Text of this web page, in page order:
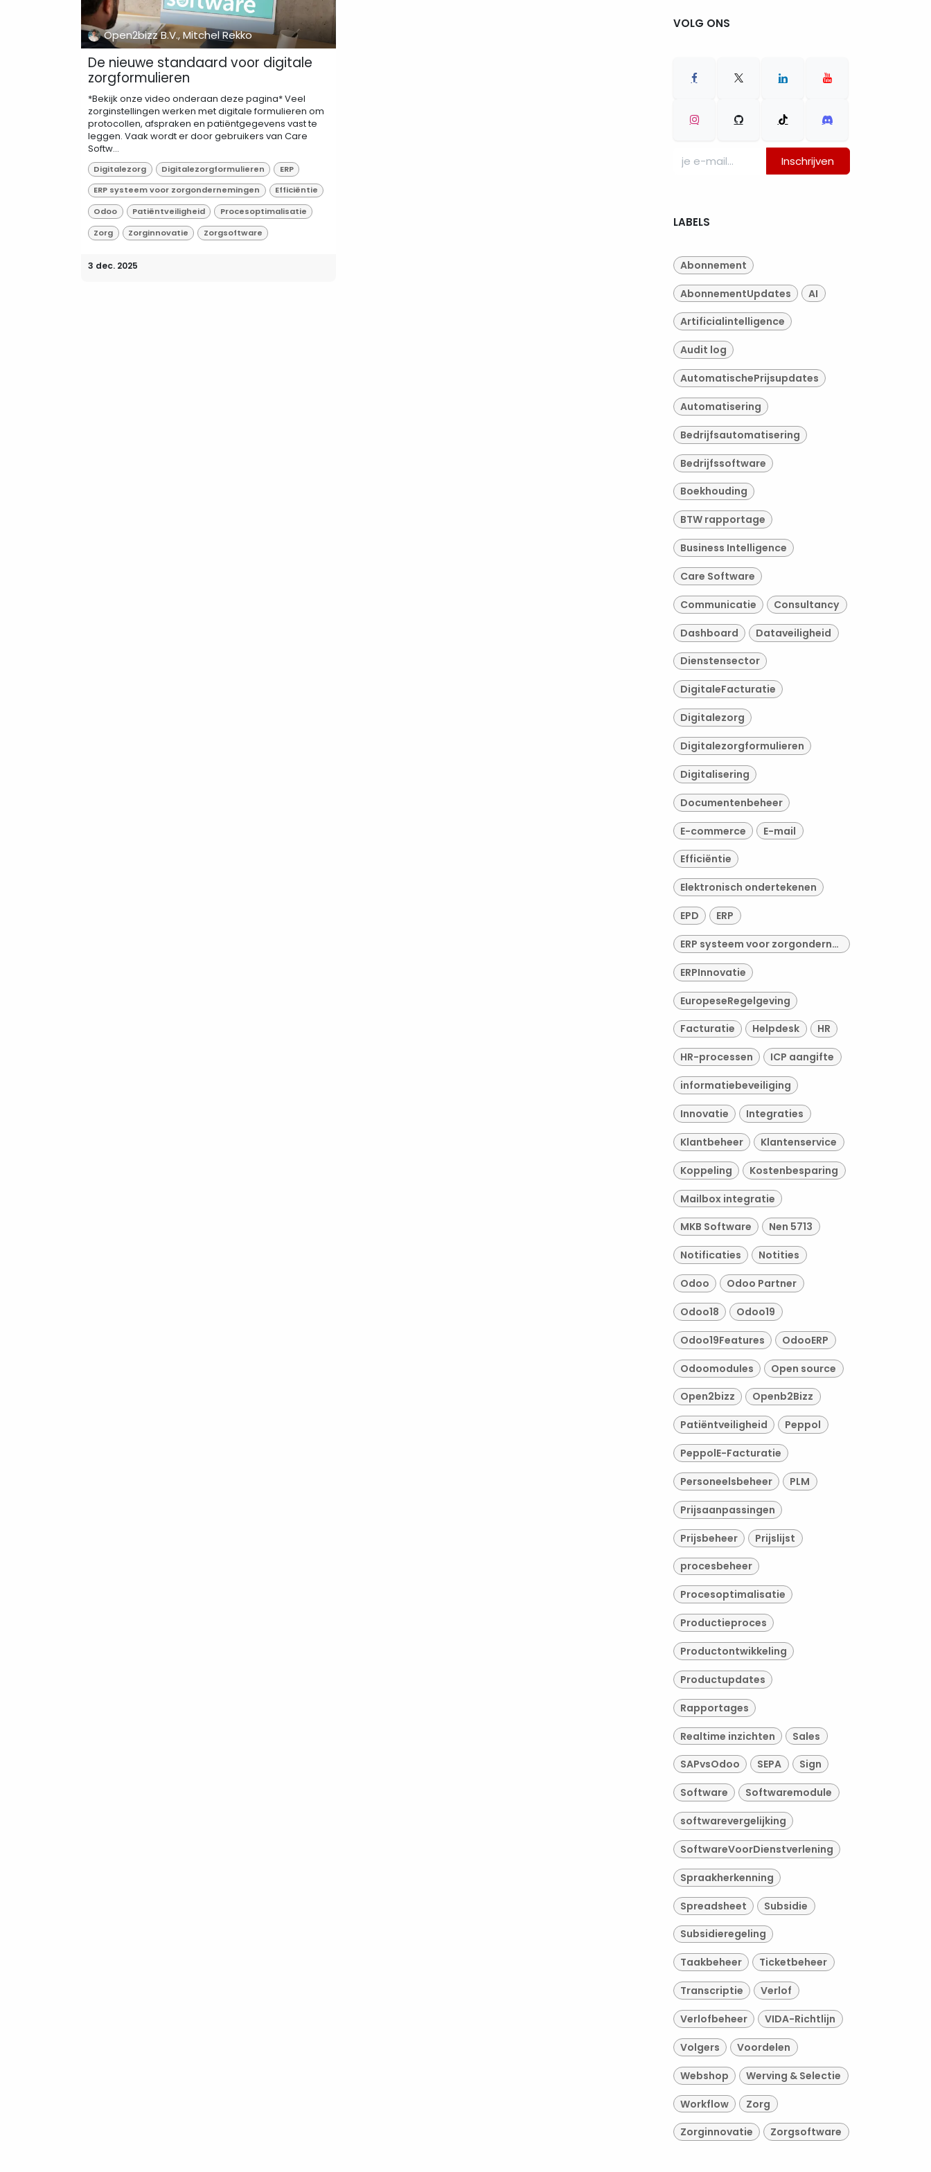
Open2bizz B.V., Mitchel Rekko
De nieuwe standaard voor digitale
zorgformulieren
*Bekijk onze video onderaan deze pagina* Veel
zorginstellingen werken met digitale formulieren om
protocollen, afspraken en patiëntgegevens vast te
leggen. Vaak wordt er door gebruikers van Care
Softw...
Digitalezorg Digitalezorgformulieren
ERP
ERP systeem voor zorgondernemingen
Efficiëntie
Odoo
Patiëntveiligheid
Procesoptimalisatie
Zorg
Zorginnovatie Zorgsoftware
3 dec. 2025
VOLG ONS
Inschrijven
LABELS
Abonnement
AbonnementUpdates AI
Artificialintelligence
Audit log
AutomatischePrijsupdates
Automatisering
Bedrijfsautomatisering
Bedrijfssoftware
Boekhouding
BTW rapportage
Business Intelligence
Care Software
Communicatie Consultancy
Dashboard Dataveiligheid
Dienstensector
DigitaleFacturatie
Digitalezorg
Digitalezorgformulieren
Digitalisering
Documentenbeheer
E-commerce E-mail
Efficiëntie
Elektronisch ondertekenen
EPD ERP
ERP systeem voor zorgondernemingen
ERPInnovatie
EuropeseRegelgeving
Facturatie Helpdesk HR
HR-processen ICP aangifte
informatiebeveiliging
Innovatie Integraties
Klantbeheer Klantenservice
Koppeling Kostenbesparing
Mailbox integratie
MKB Software Nen 5713
Notificaties Notities
Odoo Odoo Partner
Odoo18 Odoo19
Odoo19Features OdooERP
Odoomodules Open source
Open2bizz Openb2Bizz
Patiëntveiligheid Peppol
PeppolE-Facturatie
Personeelsbeheer PLM
Prijsaanpassingen
Prijsbeheer Prijslijst
procesbeheer
Procesoptimalisatie
Productieproces
Productontwikkeling
Productupdates
Rapportages
Realtime inzichten Sales
SAPvsOdoo SEPA Sign
Software Softwaremodule
softwarevergelijking
SoftwareVoorDienstverlening
Spraakherkenning
Spreadsheet Subsidie
Subsidieregeling
Taakbeheer Ticketbeheer
Transcriptie Verlof
Verlofbeheer VIDA-Richtlijn
Volgers Voordelen
Webshop Werving & Selectie
Workflow Zorg
Zorginnovatie Zorgsoftware